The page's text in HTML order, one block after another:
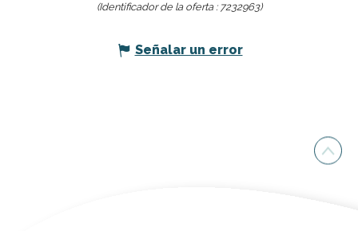
(Identificador de la oferta : 7232963)
Señalar un error